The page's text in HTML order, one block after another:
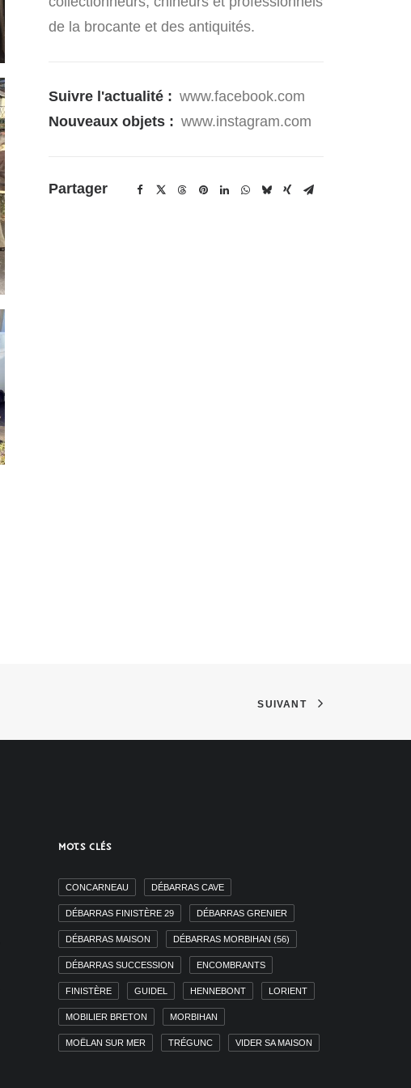
de la brocante et des antiquités.
Suivre l'actualité : www.facebook.com
Nouveaux objets : www.instagram.com
Partager
SUIVANT
MOTS CLÉS
CONCARNEAU DÉBARRAS CAVE
DÉBARRAS FINISTÈRE 29 DÉBARRAS GRENIER
DÉBARRAS MAISON DÉBARRAS MORBIHAN (56)
DÉBARRAS SUCCESSION ENCOMBRANTS
FINISTÈRE GUIDEL HENNEBONT LORIENT
MOBILIER BRETON MORBIHAN
MOËLAN SUR MER TRÉGUNC VIDER SA MAISON